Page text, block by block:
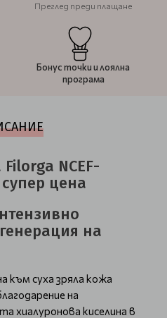
Преглед преди плащане
Бонус точки и лоялна
програма
NCЕF-
супер цена
на
към суха зряла кожа
на
хиалуронова киселина в